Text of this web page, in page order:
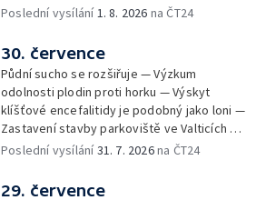
— Květinová výstava ve Věžkách
Poslední vysílání1. 8. 2026 na ČT24
30. července
Půdní sucho se rozšiřuje — Výzkum
odolnosti plodin proti horku — Výskyt
klíšťové encefalitidy je podobný jako loni —
Zastavení stavby parkoviště ve Valticích —
Spor o lokalitu lesa v Rožnově pod
organismus — Kybernetický incident na
Poslední vysílání31. 7. 2026na ČT24
29. července